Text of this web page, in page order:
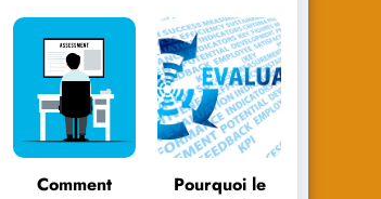
évoluer avec
les
méthodologies
éducatives
dans le
parcours
éducatif
Comment
Pourquoi le